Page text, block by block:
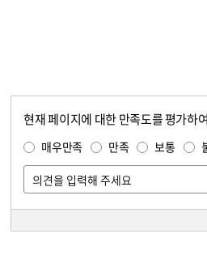
현재 페이지에 대한 만족도를 평가하
매우만족 만족 보통